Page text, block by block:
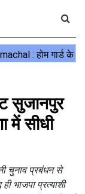
सुजानपुर
में सीधी
चुनाव प्रबंधन से
भाजपा प्रत्याशी